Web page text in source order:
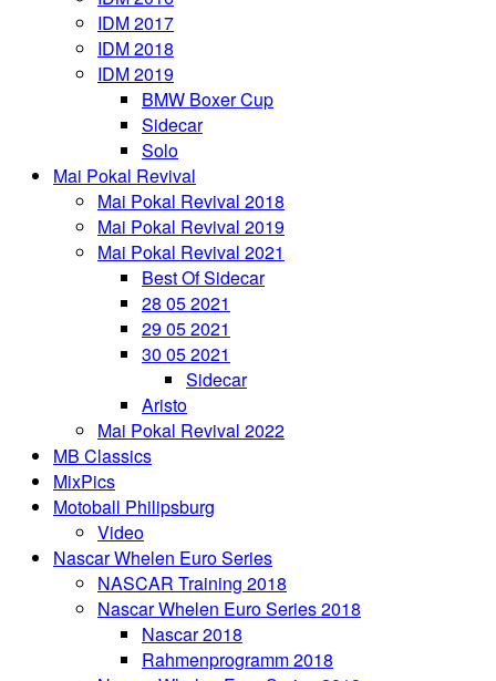
IDM 2017
IDM 2018
IDM 2019
BMW Boxer Cup
Sidecar
Solo
Mai Pokal Revival
Mai Pokal Revival 2018
Mai Pokal Revival 2019
Mai Pokal Revival 2021
Best Of Sidecar
28 05 2021
29 05 2021
30 05 2021
Sidecar
Aristo
Mai Pokal Revival 2022
MB Classics
MixPics
Motoball Philipsburg
Video
Nascar Whelen Euro Series
NASCAR Training 2018
Nascar Whelen Euro Series 2018
Nascar 2018
Rahmenprogramm 2018